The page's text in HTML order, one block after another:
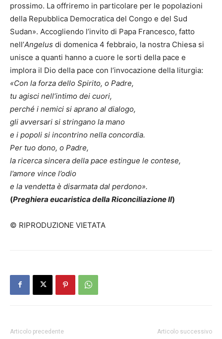
prossimo. La offriremo in particolare per le popolazioni
della Repubblica Democratica del Congo e del Sud
Sudan». Accogliendo l’invito di Papa Francesco, fatto
nell’Angelus di domenica 4 febbraio, la nostra Chiesa si
unisce a quanti hanno a cuore le sorti della pace e
implora il Dio della pace con l’invocazione della liturgia:
«Con la forza dello Spirito, o Padre,
tu agisci nell’intimo dei cuori,
perché i nemici si aprano al dialogo,
gli avversari si stringano la mano
e i popoli si incontrino nella concordia.
Per tuo dono, o Padre,
la ricerca sincera della pace estingue le contese,
l’amore vince l’odio
e la vendetta è disarmata dal perdono».
(Preghiera eucaristica della Riconciliazione II)
© RIPRODUZIONE VIETATA
Articolo precedente Articolo successivo